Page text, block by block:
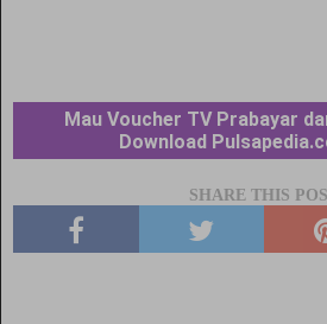
Mau Voucher TV Prabayar
Download
SHARE THIS